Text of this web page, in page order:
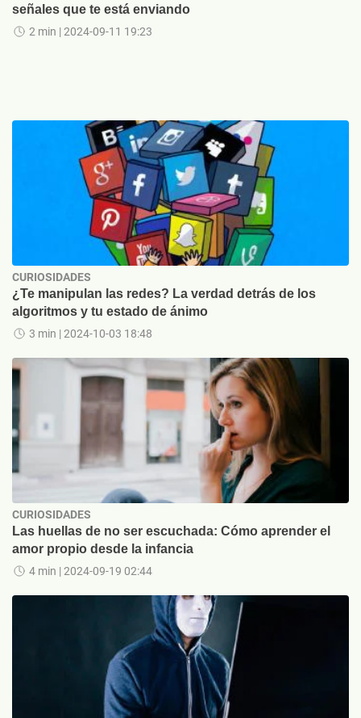
señales que te está enviando
2 min | 2024-09-11 19:23
CURIOSIDADES
¿Te manipulan las redes? La verdad detrás de los
algoritmos y tu estado de ánimo
3 min | 2024-10-03 18:48
CURIOSIDADES
Las huellas de no ser escuchada: Cómo aprender el
amor propio desde la infancia
4 min | 2024-09-19 02:44